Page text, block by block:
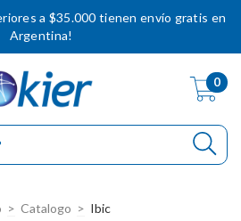
a $35.000 tienen envío gratis en
Argentina!
0
> Catalogo > Ibic